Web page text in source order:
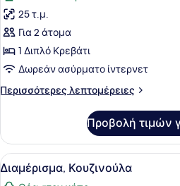
φωτογραφιών
για
Double
Apartment,Kitchenette
25 τ.μ.
Για 2 άτομα
1 Διπλό Κρεβάτι
Δωρεάν ασύρματο ίντερνετ
Περισσότερες λεπτομέρειες
Περισσότερες
Apartment,Kitchenette
Προβολή τιμών
Προβολή
όλων
6
Διαμέρισμα, Κουζινούλα